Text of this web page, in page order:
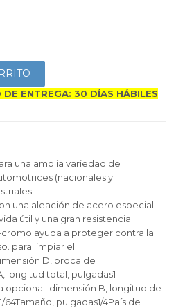
ENTREGA: 30 DÍAS HÁBILES
una amplia variedad de
(nacionales y
una aleación de acero especial
útil y una gran resistencia.
ayuda a proteger contra la
para limpiar el
D, broca de
longitud total, pulgadas1-
opcional: dimensión B, longitud de
pulgadas1/4País de